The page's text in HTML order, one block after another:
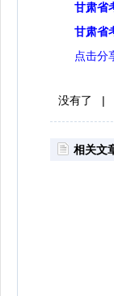
甘肃省
甘肃省
点击分
没有了 |
相关文